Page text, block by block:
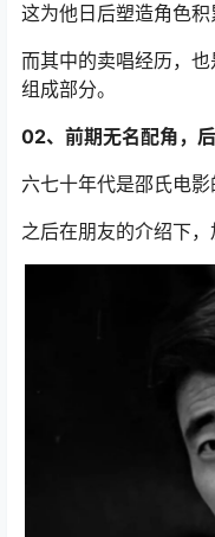
这为他日后塑造角色积
而其中的卖唱经历，
组成部分。
02、前期无名配角，
六七十年代是邵氏电影
之后在朋友的介绍下，